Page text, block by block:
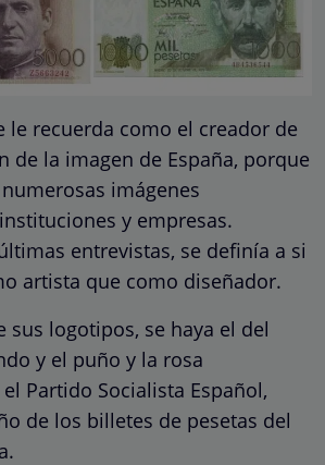
le recuerda como el creador de
de la imagen de España, porque
imágenes
y empresas.
entrevistas, se definía a si
artista que como diseñador.
sus logotipos, se haya el del
y el puño y la rosa
Partido Socialista Español,
de los billetes de pesetas del